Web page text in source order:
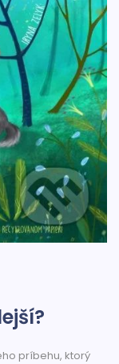
príbehu, ktorý